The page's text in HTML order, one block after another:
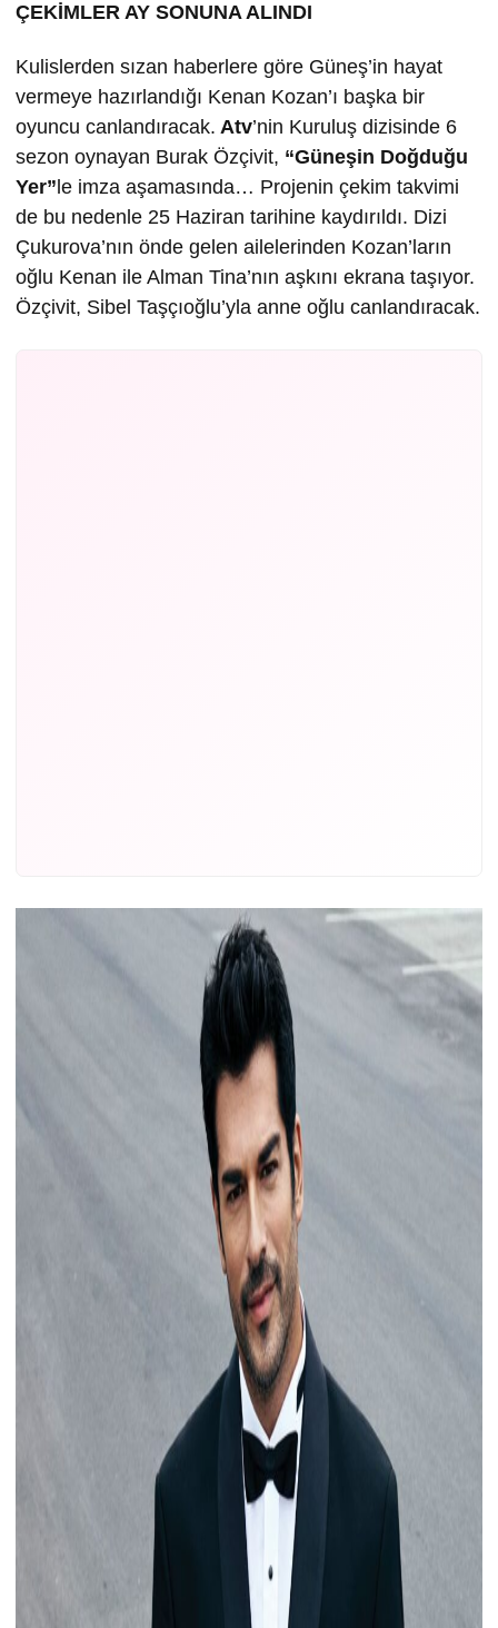
ÇEKİMLER AY SONUNA ALINDI
Kulislerden sızan haberlere göre Güneş’in hayat
vermeye hazırlandığı Kenan Kozan’ı başka bir
oyuncu canlandıracak. Atv’nin Kuruluş dizisinde 6
sezon oynayan Burak Özçivit, “Güneşin Doğduğu
Yer” le imza aşamasında… Projenin çekim takvimi
de bu nedenle 25 Haziran tarihine kaydırıldı. Dizi
Çukurova’nın önde gelen ailelerinden Kozan’ların
oğlu Kenan ile Alman Tina’nın aşkını ekrana taşıyor.
Özçivit, Sibel Taşçıoğlu’yla anne oğlu canlandıracak.